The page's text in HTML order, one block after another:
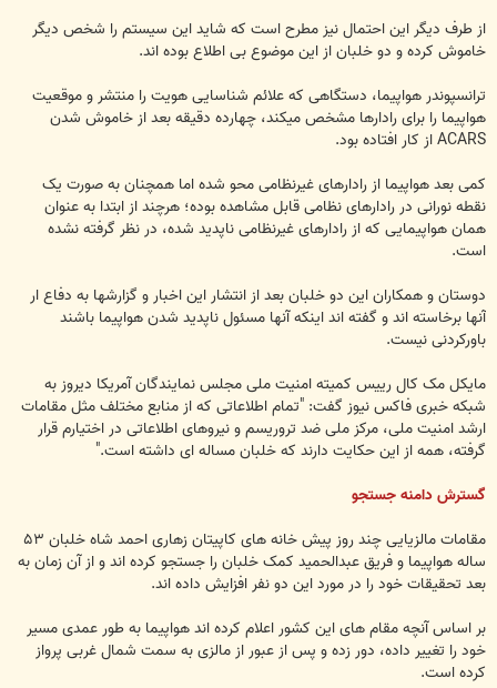
از طرف دیگر این احتمال نیز مطرح است که شاید این سیستم را شخص دیگر
خاموش کرده و دو خلبان از این موضوع بی اطلاع بوده اند.
ترانسپوندر هواپیما، دستگاهی که علائم شناسایی هویت را منتشر و موقعیت
هواپیما را برای رادارها مشخص میکند، چهارده دقیقه بعد از خاموش شدن
ACARS از کار افتاده بود.
کمی بعد هواپیما از رادارهای غیرنظامی محو شده اما همچنان به صورت یک
نقطه نورانی در رادارهای نظامی قابل مشاهده بوده؛ هرچند از ابتدا به عنوان
همان هواپیمایی که از رادارهای غیرنظامی ناپدید شده، در نظر گرفته نشده
است.
دوستان و همکاران این دو خلبان بعد از انتشار این اخبار و گزارشها به دفاع ار
آنها برخاسته اند و گفته اند اینکه آنها مسئول ناپدید شدن هواپیما باشند
باورکردنی نیست.
مایکل مک کال رییس کمیته امنیت ملی مجلس نمایندگان آمریکا دیروز به
شبکه خبری فاکس نیوز گفت: "تمام اطلاعاتی که از منابع مختلف مثل مقامات
ارشد امنیت ملی، مرکز ملی ضد تروریسم و نیروهای اطلاعاتی در اختیارم قرار
گرفته، همه از این حکایت دارند که خلبان مساله ای داشته است."
گسترش دامنه جستجو
مقامات مالزیایی چند روز پیش خانه های کاپیتان زهاری احمد شاه خلبان ۵۳
ساله هواپیما و فریق عبدالحمید کمک خلبان را جستجو کرده اند و از آن زمان به
بعد تحقیقات خود را در مورد این دو نفر افزایش داده اند.
بر اساس آنچه مقام های این کشور اعلام کرده اند هواپیما به طور عمدی مسیر
خود را تغییر داده، دور زده و پس از عبور از مالزی به سمت شمال غربی پرواز
کرده است.